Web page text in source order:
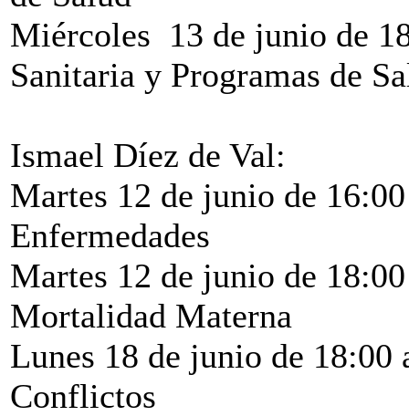
Miércoles 13 de junio de
Sanitaria y Programas de
Ismael Díez de Val:
Martes 12 de junio de
Enfermedades
Martes 12 de junio de
Mortalidad Materna
Lunes 18 de junio de
Conflictos